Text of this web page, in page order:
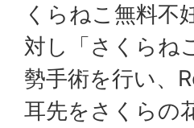
くらねこ無料不
対し「さくらね
勢手術を行い、
耳先をさくらの